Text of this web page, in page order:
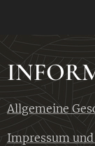
Allgemeine
Impressum